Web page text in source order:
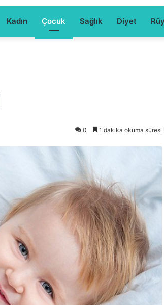
Kadın Çocuk Sağlık Diyet
0 1 dakika okuma süresi